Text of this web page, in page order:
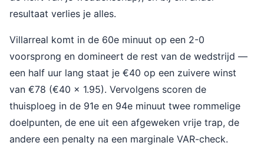
resultaat verlies je alles.
Villarreal komt in de 60e minuut op een 2-0
voorsprong en domineert de rest van de wedstrijd —
een half uur lang staat je €40 op een zuivere winst
van €78 (€40 × 1.95). Vervolgens scoren de
thuisploeg in de 91e en 94e minuut twee rommelige
doelpunten, de ene uit een afgeweken vrije trap, de
andere een penalty na een marginale VAR-check.